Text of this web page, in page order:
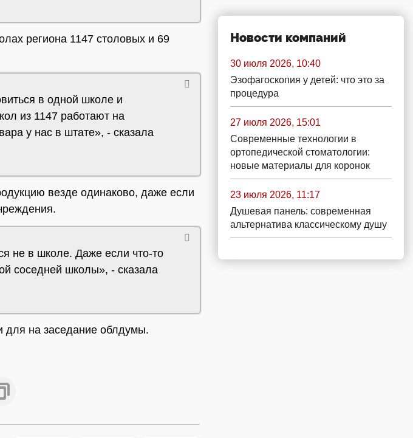
региона 1147 столовых и 69
в одной школе и
из 1147 работают на
у нас в штате», - сказала
везде одинаково, даже если
не в школе. Даже если что-то
соседней школы», - сказала
для на заседание облдумы.
Новости компаний
30 июля 2026, 10:40
Эзофагоскопия у детей: что это за
процедура
27 июля 2026, 15:01
Современные технологии в
ортопедической стоматологии:
новые материалы для коронок
23 июля 2026, 11:17
Душевая панель: современная
альтернатива классическому душу